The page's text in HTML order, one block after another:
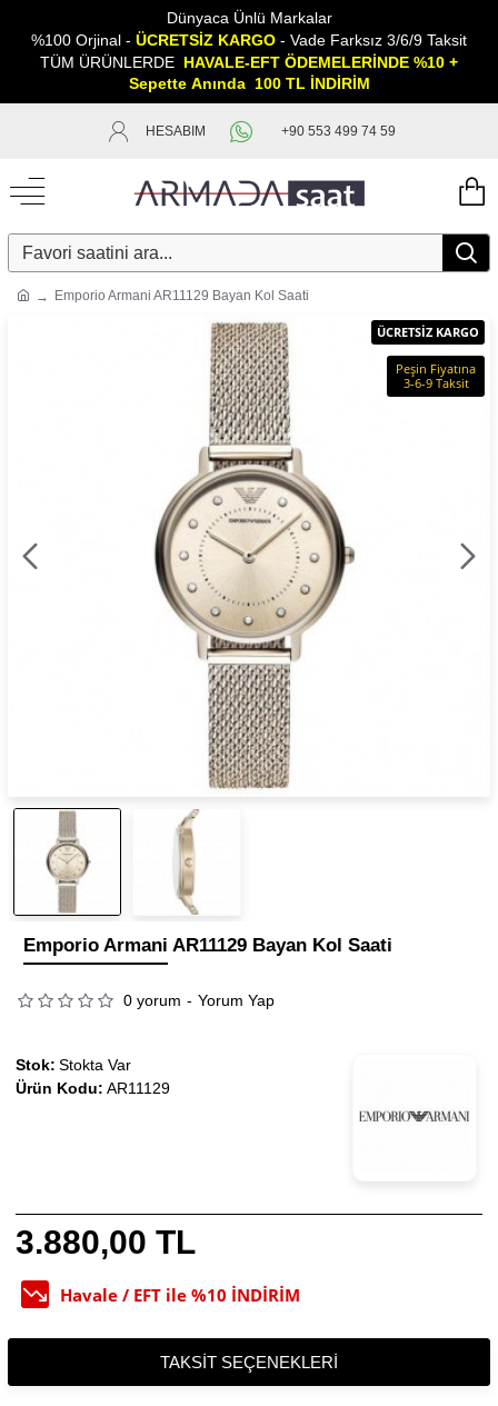
Dünyaca Ünlü Markalar
%100 Orjinal - ÜCRETSİZ KARGO - Vade Farksız 3/6/9 Taksit
TÜM ÜRÜNLERDE HAVALE-EFT ÖDEMELERİNDE %10 +
Sepette Anında 100 TL İNDİRİM
HESABIM +90 553 499 74 59
Emporio Armani AR11129 Bayan Kol Saati
ÜCRETSİZ KARGO
Peşin Fiyatına
3-6-9 Taksit
Emporio Armani AR11129 Bayan Kol Saati
0 yorum - Yorum Yap
3.880,00 TL
Havale / EFT ile %10 İNDİRİM
Stok: Stokta Var
Ürün Kodu: AR11129
TAKSIT SEÇENEKLERI